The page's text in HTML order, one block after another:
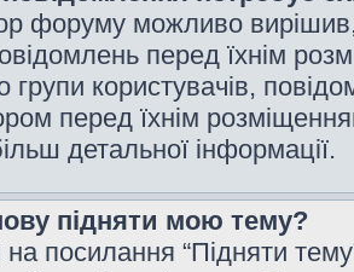
форуму можливо
перед їхнім
групи користувачів,
перед їхнім
детальної інформації.
підняти мою тему?
посилання “Підняти